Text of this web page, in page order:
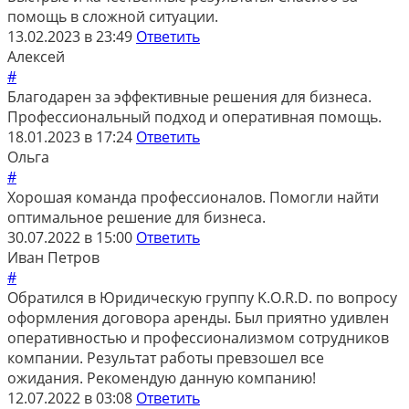
помощь в сложной ситуации.
13.02.2023 в 23:49 Ответить
Алексей
#
Благодарен за эффективные решения для бизнеса.
Профессиональный подход и оперативная помощь.
18.01.2023 в 17:24 Ответить
Ольга
#
Хорошая команда профессионалов. Помогли найти
оптимальное решение для бизнеса.
30.07.2022 в 15:00 Ответить
Иван Петров
#
Обратился в Юридическую группу K.O.R.D. по вопросу
оформления договора аренды. Был приятно удивлен
оперативностью и профессионализмом сотрудников
компании. Результат работы превзошел все
ожидания. Рекомендую данную компанию!
12.07.2022 в 03:08 Ответить